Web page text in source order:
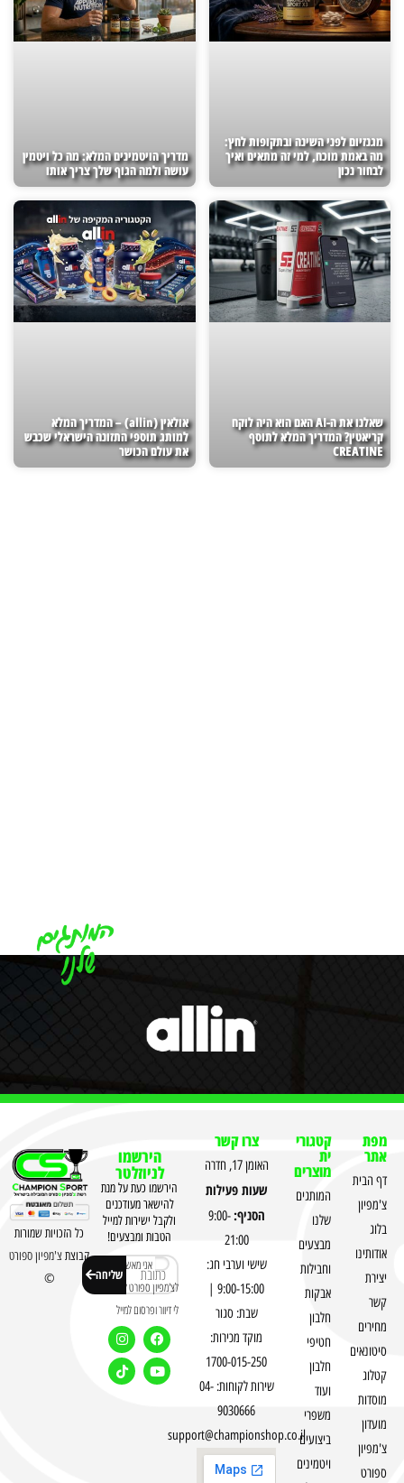
מגנזיום לפני השינה ובתקופות לחץ:
מה באמת מוכח, למי זה מתאים ואיך
לבחור נכון
מדריך הויטמינים המלא: מה כל ויטמין
עושה ולמה הגוף שלך צריך אותו
שאלנו את ה-AI האם הוא היה לוקח
קריאטין? המדריך המלא לתוסף
CREATINE
אולאין (allin) – המדריך המלא
למותג תוספי התזונה הישראלי שכבש
את עולם הכושר
מפת
אתר
דף הבית
צ'מפיון
בלוג
אודותינו
יצירת
קשר
מחירים
סיטונאים
קטלוג
מוסדות
מועדון
צ'מפיון
ספורט
קטגורי
ית
מוצרים
המותגים
שלנו
מבצעים
וחבילות
אבקות
חלבון
חטיפי
חלבון
ועוד
משפרי
ביצועים
ויטמינים
צרו קשר
האומן 17, חדרה
שעות פעילות
הסניף:9:00-
21:00
שישי וערבי חג:
9:00-15:00 |
שבת: סגור
מוקד מכירות:
1700-015-250
שירות לקוחות: 04-
9030666
support@championshop.co.il
הירשמו
לניוזלטר
הירשמו כעת על מנת
להישאר מעודכנים
ולקבל ישירות למייל
הטבות ומבצעים!
אני מאשר
לצ'מפיון ספורט לשלוח
לי דיוור ופרסום למייל
שליחה
כל הזכויות שמורות
קבוצתצ'מפיון ספורט
©